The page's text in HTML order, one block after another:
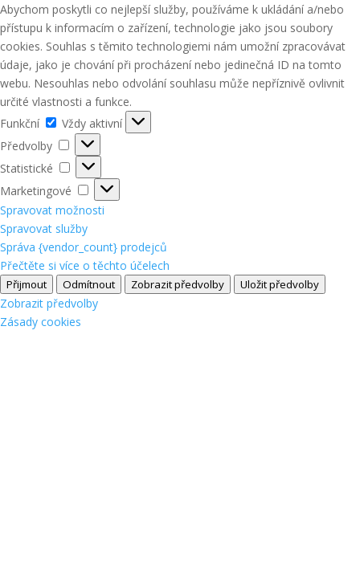
Abychom poskytli co nejlepší služby, používáme k ukládání a/nebo
přístupu k informacím o zařízení, technologie jako jsou soubory
cookies. Souhlas s těmito technologiemi nám umožní zpracovávat
údaje, jako je chování při procházení nebo jedinečná ID na tomto
webu. Nesouhlas nebo odvolání souhlasu může nepříznivě ovlivnit
určité vlastnosti a funkce.
Funkční
Funkční
Vždy aktivní
Předvolby
Předvolby
Statistické
Statistické
Marketingové
Marketingové
Spravovat možnosti
Spravovat služby
Správa {vendor_count} prodejců
Přečtěte si více o těchto účelech
Přijmout Odmítnout Zobrazit předvolby Uložit předvolby
Zobrazit předvolby
Zásady cookies